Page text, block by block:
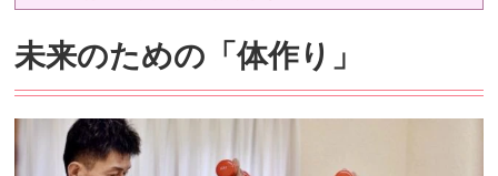
未来のための「体作り」